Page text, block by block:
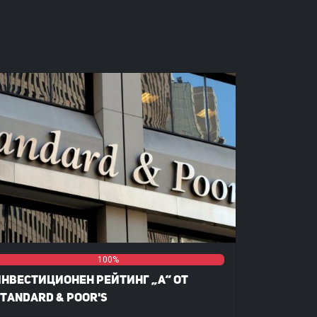
100%
рейтинг „А“ от
& Poor's